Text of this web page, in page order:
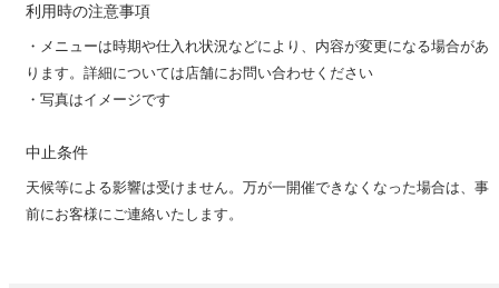
利用時の注意事項
・メニューは時期や仕入れ状況などにより、内容が変更になる場合があ
ります。詳細については店舗にお問い合わせください
・写真はイメージです
中止条件
天候等による影響は受けません。万が一開催できなくなった場合は、事
前にお客様にご連絡いたします。